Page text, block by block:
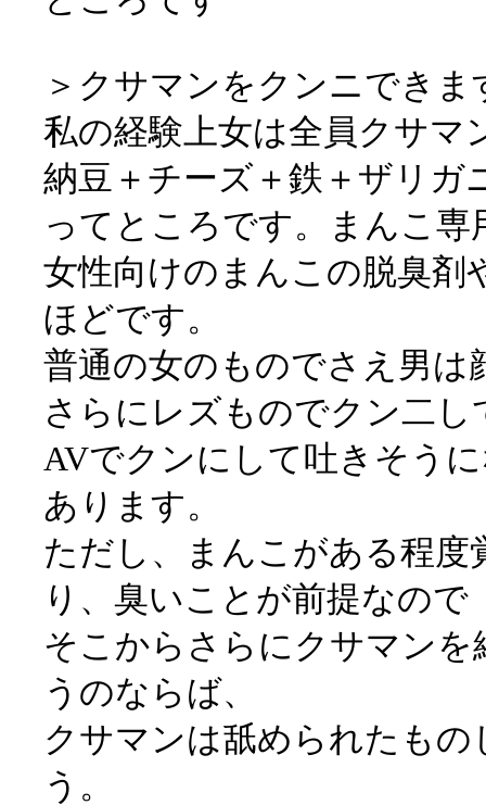
＞クサマンをクンニできま
私の経験上女は全員クサマ
納豆＋チーズ＋鉄＋ザリガ
ってところです。まんこ専
女性向けのまんこの脱臭剤
ほどです。
普通の女のものでさえ男は
さらにレズものでクン二
AVでクンにして吐きそう
あります。
ただし、まんこがある程
り、臭いことが前提なので
そこからさらにクサマン
うのならば、
クサマンは舐められたも
う。